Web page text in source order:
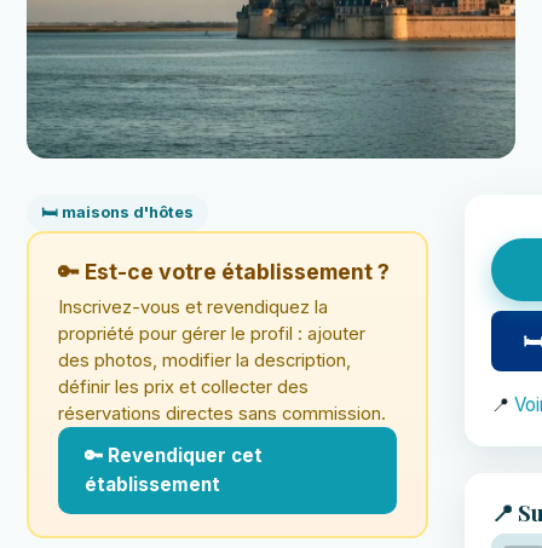
🛏️ maisons d'hôtes
🔑 Est-ce votre établissement ?
Inscrivez-vous et revendiquez la
propriété pour gérer le profil : ajouter
des photos, modifier la description,
définir les prix et collecter des
réservations directes sans commission.
🔑 Revendiquer cet
établissement
🛏
📍
📍